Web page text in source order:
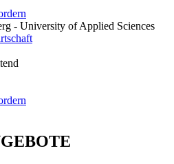
- University of Applied Sciences